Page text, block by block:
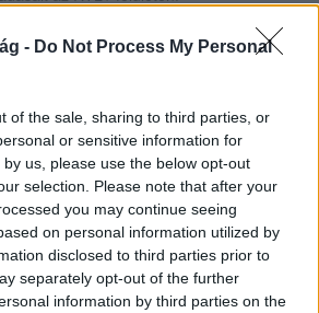
- Do Not Process My Personal
of the sale, sharing to third parties, or
or sensitive information for
us, please use the below opt-out
selection. Please note that after your
you may continue seeing
on personal information utilized by
disclosed to third parties prior to
separately opt-out of the further
information by third parties on the
találatokban!